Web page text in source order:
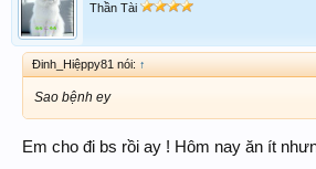
Thần Tài
Đinh_Hiệppy81 nói: ↑
Sao bệnh ey
Em cho đi bs rồi ay ! Hôm nay ăn ít